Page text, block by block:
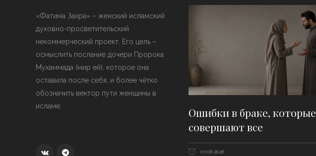
«Фатима Захра» – женский исламский
духовно-просветительский
некоммерческий проект. Его цель –
осмыслить послание дочери Пророка
Мухаммада (мир ей), которое она
оставила после себя, и более чётко
обозначить вектор пути женщины в
исламе.
Ошибки в браке, которые
совершают все
07.08.2026